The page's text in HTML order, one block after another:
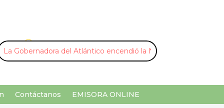
U ¡Buscar por palabra clave!
Contáctanos EMISORA ONLINE